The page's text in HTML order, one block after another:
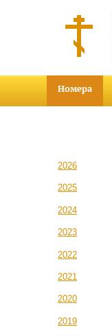
Номера
2026
2025
2024
2023
2022
2021
2020
2019